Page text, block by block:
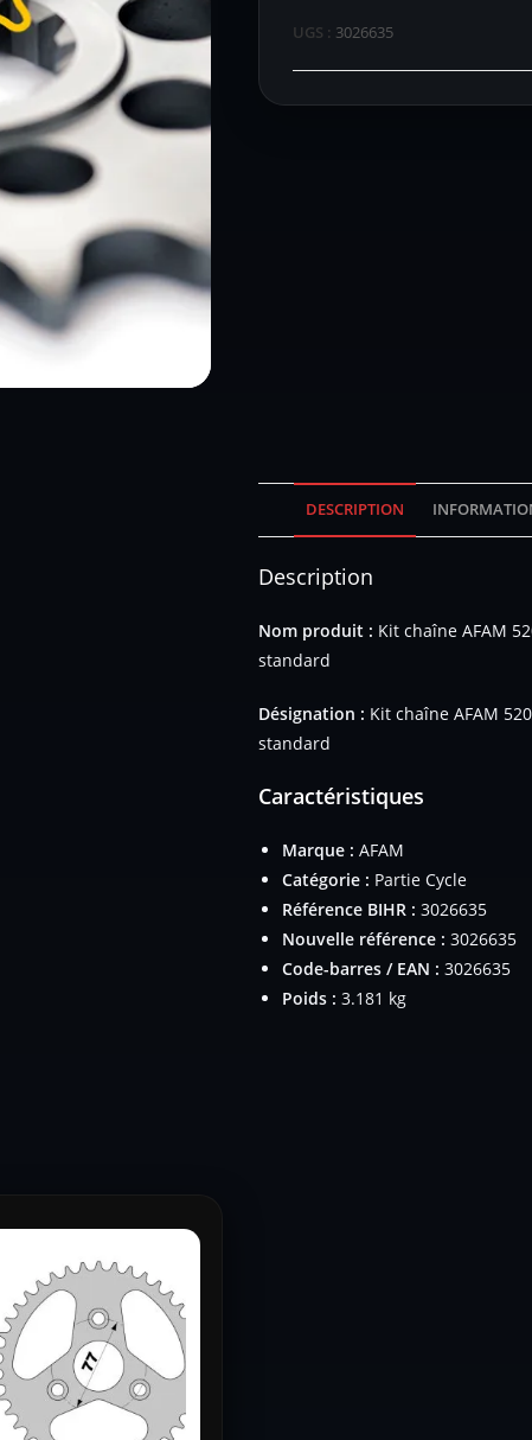
UGS : 3026635
DESCRIPTION
Description
Nom produit : Kit chaîne AFAM
standard
Désignation : Kit chaîne AFAM
standard
Caractéristiques
Marque : AFAM
Catégorie : Partie Cycle
Référence BIHR : 3026635
Nouvelle référence : 3026635
Code-barres / EAN : 3026635
Poids : 3.181 kg